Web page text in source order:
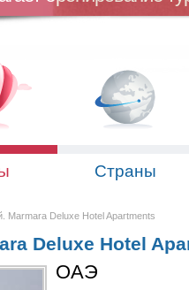
Страны
Marmara Deluxe Hotel Apartments
Deluxe Hotel
ОАЭ